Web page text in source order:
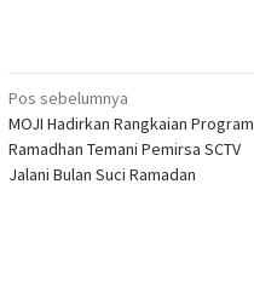
Navigasi
pos
Pos sebelumnya
MOJI Hadirkan Rangkaian Program
Ramadhan Temani Pemirsa SCTV
Jalani Bulan Suci Ramadan